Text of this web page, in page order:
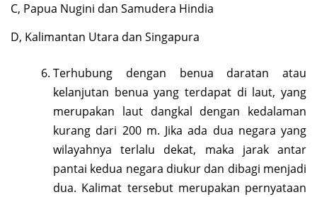
C, Papua Nugini dan Samudera Hindia
D, Kalimantan Utara dan Singapura
Terhubung dengan benua daratan atau
kelanjutan benua yang terdapat di laut, yang
merupakan laut dangkal dengan kedalaman
kurang dari 200 m. Jika ada dua negara yang
wilayahnya terlalu dekat, maka jarak antar
pantai kedua negara diukur dan dibagi menjadi
dua. Kalimat tersebut merupakan pernyataan